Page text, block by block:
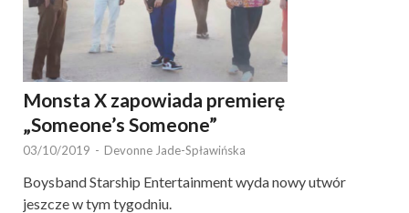
Monsta X zapowiada premierę
„Someone’s Someone”
03/10/2019 - Devonne Jade-Spławińska
Boysband Starship Entertainment wyda nowy utwór
jeszcze w tym tygodniu.